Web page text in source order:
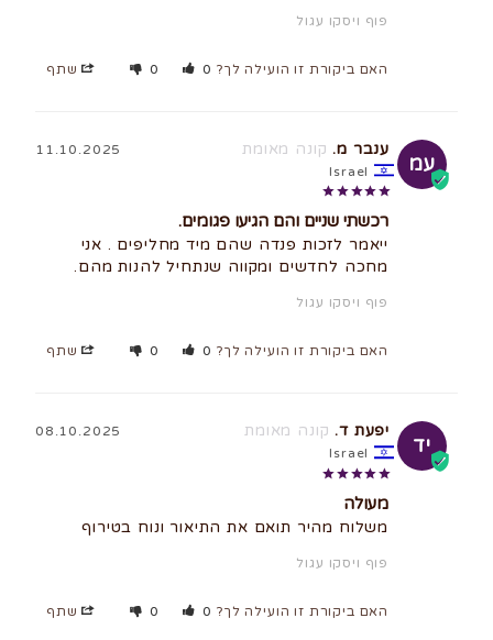
פוף ויסקו עגול
שתף האם ביקורת זו הועילה לך? 0
0
עמ
11.10.2025 ענבר מ.
Israel
רכשתי שניים והם הגיעו פגומים.
מחכה לחדשים ומקווה שנתחיל להנות מהם.
פוף ויסקו עגול
שתף האם ביקורת זו הועילה לך? 0
0
יד
08.10.2025 יפעת ד.
Israel
מעולה
משלוח מהיר תואם את התיאור ונוח בטירוף
פוף ויסקו עגול
שתף האם ביקורת זו הועילה לך? 0
0